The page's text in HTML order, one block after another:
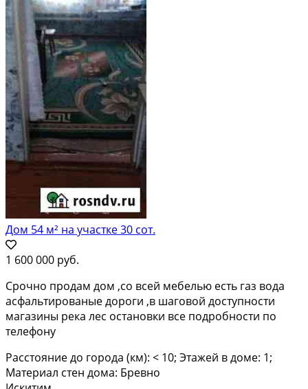
Дом 54 м² на участке 30 сот.
1 600 000 руб.
Срочно продам дом ,со всей мебелью есть газ вода
асфальтированые дороги ,в шаговой доступности
магазины река лес остановки все подробности по
телефону
Расстояние до города (км): < 10; Этажей в доме: 1;
Материал стен дома: Бревно